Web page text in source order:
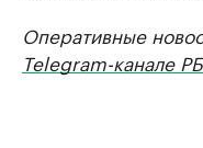
Оперативные
Telegram-канале